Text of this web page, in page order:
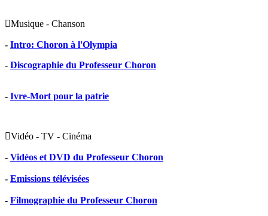
Musique - Chanson
- Intro: Choron à l'Olympia
- Discographie du Professeur Choron
- Ivre-Mort pour la patrie
Vidéo - TV - Cinéma
- Vidéos et DVD du Professeur Choron
- Emissions télévisées
- Filmographie du Professeur Choron